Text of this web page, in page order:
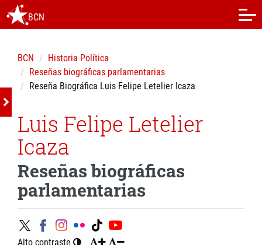
BCN
BCN
Historia Política
Reseñas biográficas parlamentarias
Reseña Biográfica Luis Felipe Letelier Icaza
Luis Felipe Letelier
Icaza
Reseñas biográficas
parlamentarias
Alto contraste